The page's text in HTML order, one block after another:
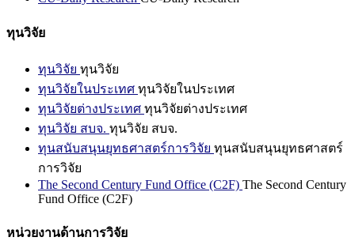
ทุนวิจัย
ทุนวิจัย ทุนวิจัย
ทุนวิจัยในประเทศ ทุนวิจัยในประเทศ
ทุนวิจัยต่างประเทศ ทุนวิจัยต่างประเทศ
ทุนวิจัย สบจ. ทุนวิจัย สบจ.
ทุนสนับสนุนยุทธศาสตร์การวิจัย ทุนสนับสนุนยุทธศาสตร์
การวิจัย
The Second Century Fund Office (C2F) The Second Century
Fund Office (C2F)
หน่วยงานด้านการวิจัย